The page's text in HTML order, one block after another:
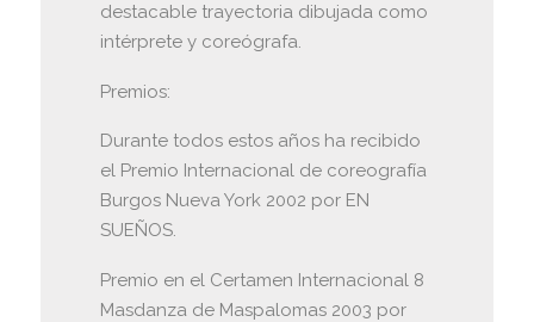
destacable trayectoria dibujada como
intérprete y coreógrafa.
Premios:
Durante todos estos años ha recibido
el Premio Internacional de coreografía
Burgos Nueva York 2002 por EN
SUEÑOS.
Premio en el Certamen Internacional 8
Masdanza de Maspalomas 2003 por